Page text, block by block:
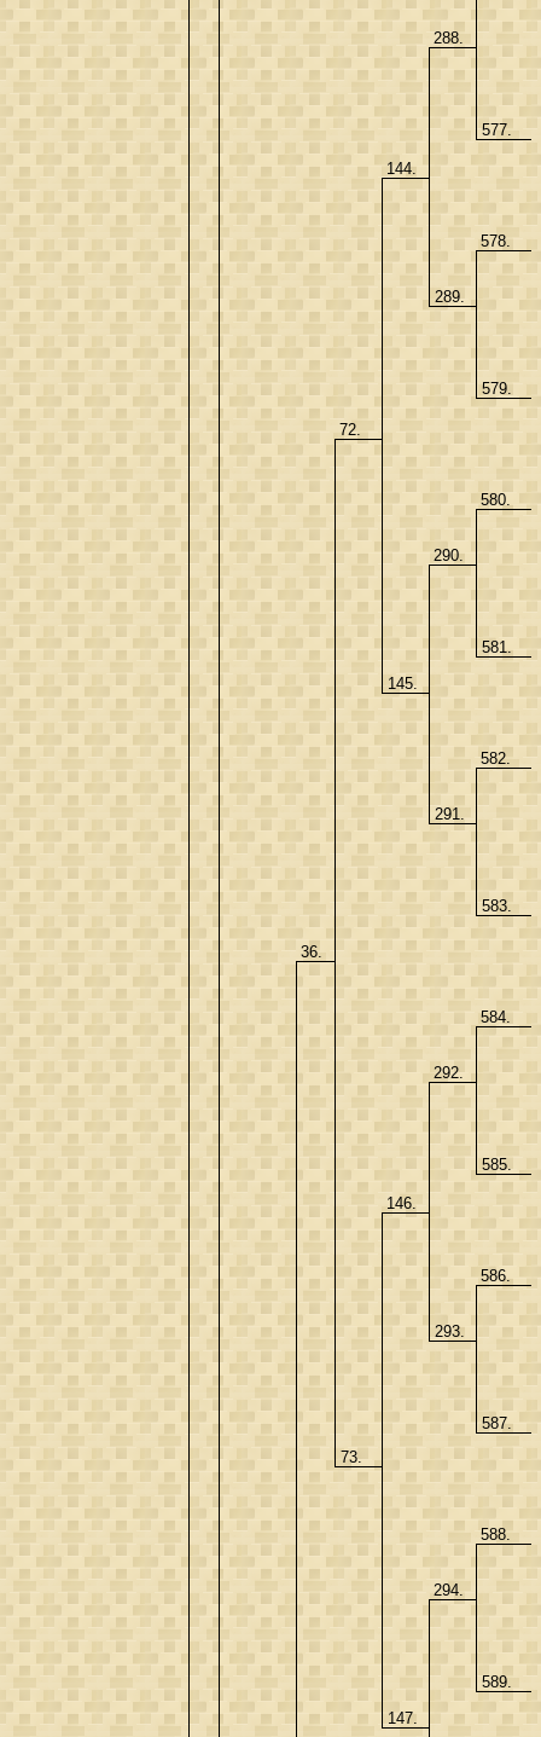
36.
72.
144.
288.
577.
289.
578.
579.
145.
290.
580.
581.
291.
582.
583.
73.
146.
292.
584.
585.
293.
586.
587.
147.
294.
588.
589.